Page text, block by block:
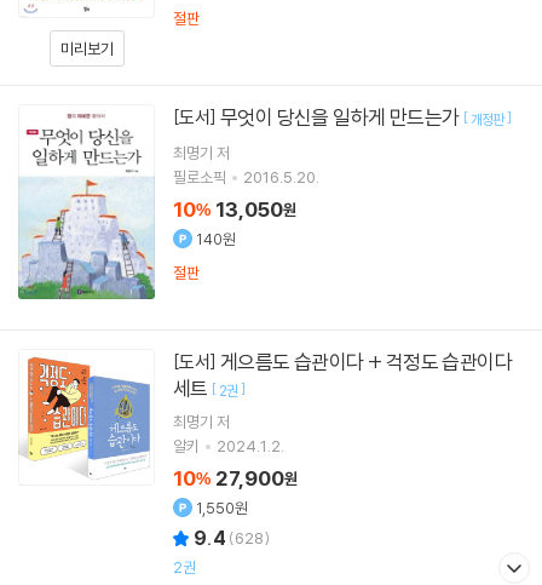
미리보기
절판
[도서] 무엇이 당신을 일하게 만드는가 [개정판]
최명기 저
필로소픽
2016.5.20.
10% 13,050원
140원
절판
[도서]
세트 [ 2권 ]
최명기 저
알키
2024.1.2.
10% 27,900원
1,550원
9.4 (628)
2권